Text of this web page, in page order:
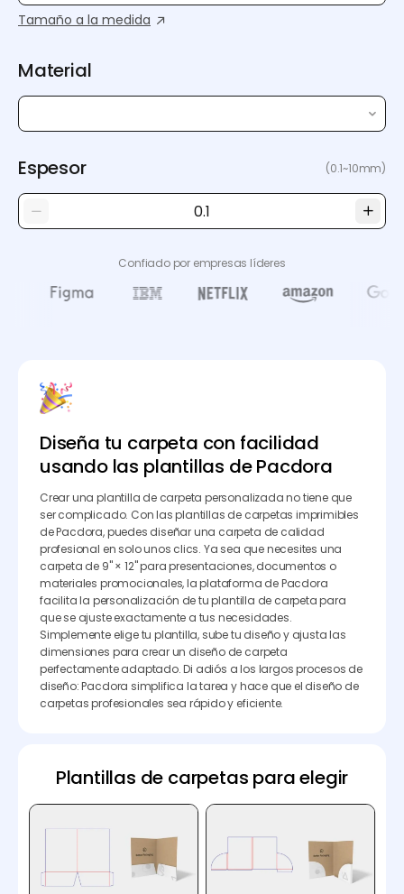
Tamaño a la medida
Material
Espesor (0.1~10mm)
Confiado por empresas líderes
Diseña tu carpeta con facilidad
usando las plantillas de Pacdora
Crear una plantilla de carpeta personalizada no tiene que
ser complicado. Con las plantillas de carpetas imprimibles
de Pacdora, puedes diseñar una carpeta de calidad
profesional en solo unos clics. Ya sea que necesites una
carpeta de 9" × 12" para presentaciones, documentos o
materiales promocionales, la plataforma de Pacdora
facilita la personalización de tu plantilla de carpeta para
que se ajuste exactamente a tus necesidades.
Simplemente elige tu plantilla, sube tu diseño y ajusta las
dimensiones para crear un diseño de carpeta
perfectamente adaptado. Di adiós a los largos procesos de
diseño: Pacdora simplifica la tarea y hace que el diseño de
carpetas profesionales sea rápido y eficiente.
Plantillas de carpetas para elegir